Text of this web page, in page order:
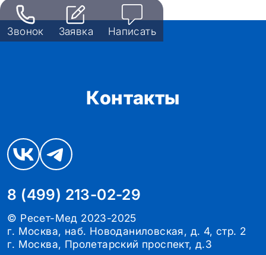
Звонок Заявка Написать
Контакты
8 (499) 213-02-29
© Ресет-Мед 2023-2025
г. Москва, наб. Новоданиловская, д. 4, стр. 2
г. Москва, Пролетарский проспект, д.3